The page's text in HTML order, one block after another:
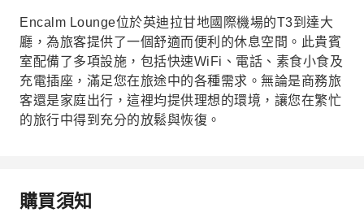
Encalm Lounge位於英迪拉甘地國際機場的T3到達大
廳，為旅客提供了一個舒適而便利的休息空間。此貴賓
室配備了多項設施，包括快速WiFi、電話、素食小食及
充電插座，滿足您在旅途中的各種需求。無論是商務旅
客還是家庭出行，這裡均提供理想的環境，讓您在繁忙
的旅行中得到充分的放鬆與恢復。
購買須知